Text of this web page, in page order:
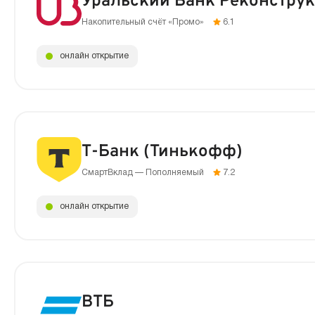
Накопительный счёт «Промо» 6.1
онлайн открытие
Т-Банк (Тинькофф)
СмартВклад — Пополняемый 7.2
онлайн открытие
ВТБ